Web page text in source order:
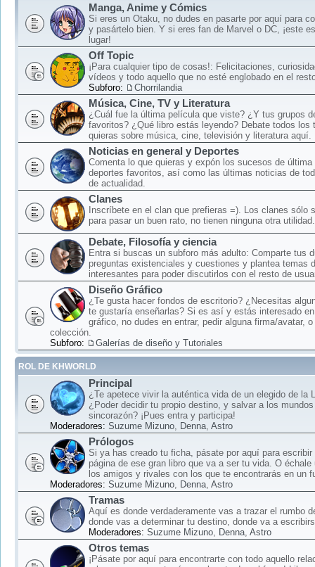
Manga, Anime y Cómics
Si eres un Otaku, no dudes en pasarte por aquí para
y pasártelo bien. Y si eres fan de Marvel o DC, ¡este
lugar!
Off Topic
¡Para cualquier tipo de cosas!: Felicitaciones,
vídeos y todo aquello que no esté englobado en el
Subforo:
Chorrilandia
Música, Cine, TV y Literatura
¿Cuál fue la última película que viste? ¿Y tus grupos
favoritos? ¿Qué libro estás leyendo? Debate todos los
quieras sobre música, cine, televisión y literatura aquí.
Noticias en general y Deportes
Comenta lo que quieras y expón los sucesos de última
deportes favoritos, así como las últimas noticias de
de actualidad.
Clanes
Inscríbete en el clan que prefieras =). Los clanes sólo
para pasar un buen rato, no tienen ninguna otra utilidad.
Debate, Filosofía y ciencia
Entra si buscas un subforo más adulto: Comparte tus
preguntas existenciales y cuestiones y plantea temas
interesantes para poder discutirlos con el resto de
Diseño Gráfico
¿Te gusta hacer fondos de escritorio? ¿Necesitas
te gustaría enseñarlas? Si es así y estás interesado
gráfico, no dudes en entrar, pedir alguna firma/avatar,
colección.
Subforo:
Galerías de diseño y Tutoriales
ROL DE KHWORLD
Principal
¿Te apetece vivir la auténtica vida de un elegido de la
¿Poder decidir tu propio destino, y salvar a los
sincorazón? ¡Pues entra y participa!
Moderadores: Suzume Mizuno Denna Astro
Prólogos
Si ya has creado tu ficha, pásate por aquí para escribir
página de ese gran libro que va a ser tu vida. O
los amigos y rivales con los que te encontrarás en un
Moderadores: Suzume Mizuno Denna Astro
Tramas
Aquí es donde verdaderamente vas a trazar el rumbo
donde vas a determinar tu destino, donde va a
Moderadores: Suzume Mizuno Denna Astro
Otros temas
¡Pásate por aquí para encontrarte con todo aquello